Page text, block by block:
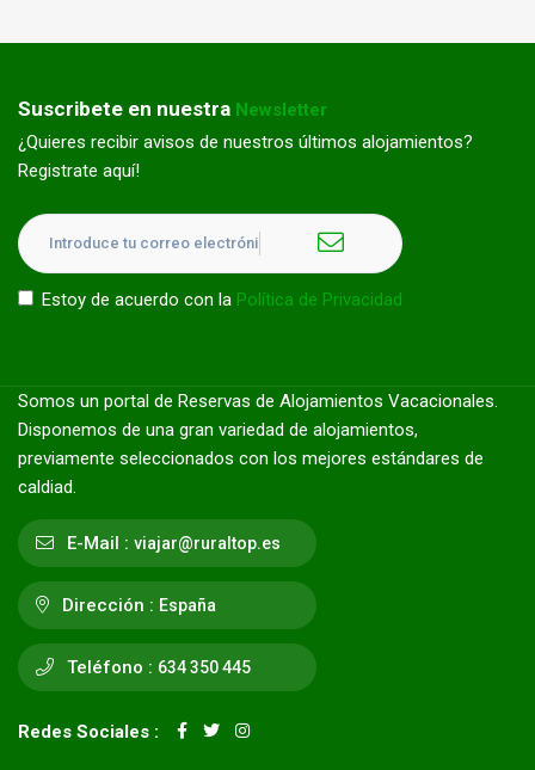
Suscribete en nuestra Newsletter
¿Quieres recibir avisos de nuestros últimos alojamientos?
Registrate aquí!
Estoy de acuerdo con la Política de Privacidad
Somos un portal de Reservas de Alojamientos Vacacionales.
Disponemos de una gran variedad de alojamientos,
previamente seleccionados con los mejores estándares de
caldiad.
E-Mail : viajar@ruraltop.es
Dirección : España
Teléfono : 634 350 445
Redes Sociales :